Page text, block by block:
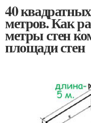
40
метров. Как
метры стен
площади стен